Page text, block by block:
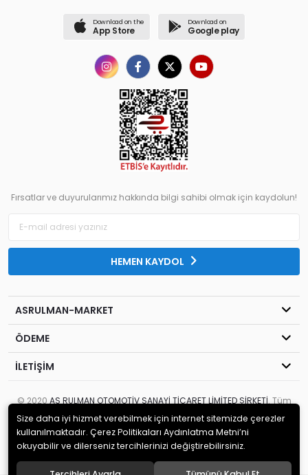
Download on the
App Store
Download on
Google play
Fırsatlar ve duyurularımız hakkında bilgi sahibi olmak için kaydolun!
HEMEN KAYDOL
ASRULMAN-MARKET
ÖDEME
İLETİŞİM
© 2020 AS RULMAN OTOMOTİV SANAYİ TİCARET LİMİTED ŞİRKETİ
. Tüm
Size daha iyi hizmet verebilmek için internet sitemizde çerezler
kullanılmaktadır. Çerez Politikaları Aydınlatma Metni’ni
okuyabilir ve dilerseniz tercihlerinizi değiştirebilirsiniz.